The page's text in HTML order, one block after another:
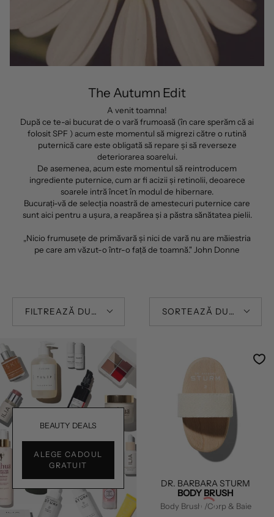
The Autumn Edit
A venit toamna!
După ce te-ai bucurat de o vară frumoasă (în care sperăm că ai
folosit SPF ) acum este momentul să migrezi către o rutină
puternică care este obligată să repare și să reverseze
deteriorarea soarelui.
De asemenea, acum este momentul să reintroducem
ingrediente puternice, cum ar fi acizii și retinolii, deoarece
soarele intră încet în modul de hibernare.
Bucurați-vă de selecția noastră de amestecuri puternice care
sunt aici pentru a ușura, a reapărea și a păstra sănătatea pielii.
„Nicio frumusețe de primăvară și nici de vară nu are măiestria
pe care am văzut-o într-o față de toamnă." John Donne
FILTREAZĂ DUPĂ SORTEAZĂ DUPĂ
BEAUTY DEALS
ALEGE CADOUL
GRATUIT
DR. BARBARA STURM
BODY BRUSH
Body Brush /Corp & Baie